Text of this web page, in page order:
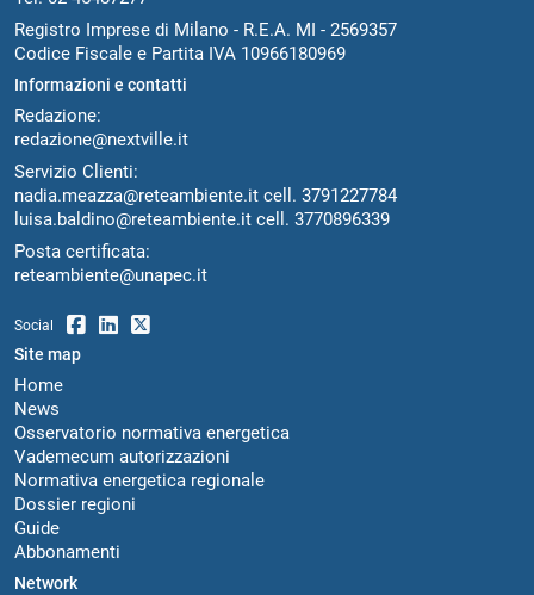
Registro Imprese di Milano - R.E.A. MI - 2569357
Codice Fiscale e Partita IVA 10966180969
Informazioni e contatti
Redazione:
redazione@nextville.it
Servizio Clienti:
nadia.meazza@reteambiente.it cell. 3791227784
luisa.baldino@reteambiente.it cell. 3770896339
Posta certificata:
reteambiente@unapec.it
Social
Site map
Home
News
Osservatorio normativa energetica
Vademecum autorizzazioni
Normativa energetica regionale
Dossier regioni
Guide
Abbonamenti
Network